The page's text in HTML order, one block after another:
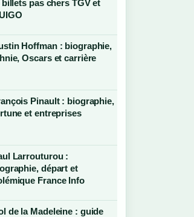
billets pas chers TGV et
Hoffman : biographie,
Oscars et carrière
Pinault : biographie,
et entreprises
Larrouturou :
départ et
France Info
de la Madeleine : guide